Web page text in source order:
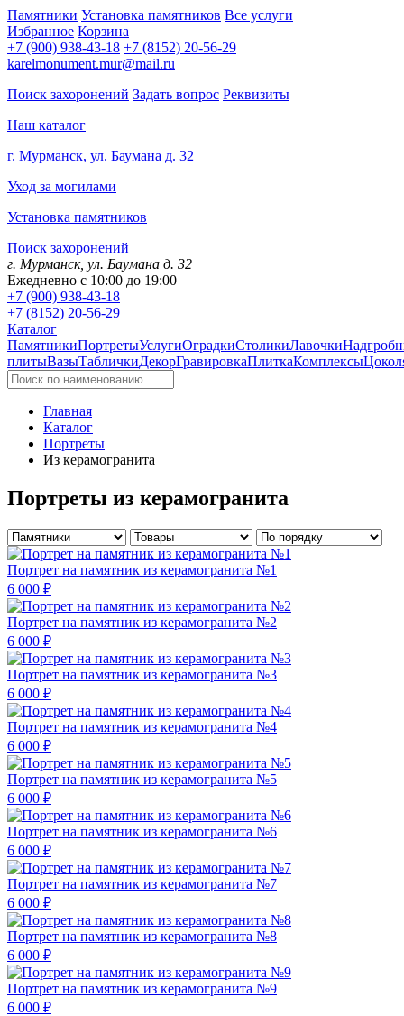
Памятники Установка памятников Все услуги
Избранное Корзина
+7 (900) 938-43-18 +7 (8152) 20-56-29
karelmonument.mur@mail.ru
Поиск захоронений Задать вопрос Реквизиты
Наш каталог
г. Мурманск, ул. Баумана д. 32
Уход за могилами
Установка памятников
Поиск захоронений
г. Мурманск, ул. Баумана д. 32
Ежедневно с 10:00 до 19:00
+7 (900) 938-43-18
+7 (8152) 20-56-29
Каталог
ПамятникиПортретыУслугиОградкиСтоликиЛавочки
плитыВазыТабличкиДекорГравировкаПлиткаКомплексы
Главная
Каталог
Портреты
Из керамогранита
Портреты из керамогранита
Портрет на памятник из керамогранита №1
6 000 ₽
Портрет на памятник из керамогранита №2
6 000 ₽
Портрет на памятник из керамогранита №3
6 000 ₽
Портрет на памятник из керамогранита №4
6 000 ₽
Портрет на памятник из керамогранита №5
6 000 ₽
Портрет на памятник из керамогранита №6
6 000 ₽
Портрет на памятник из керамогранита №7
6 000 ₽
Портрет на памятник из керамогранита №8
6 000 ₽
Портрет на памятник из керамогранита №9
6 000 ₽